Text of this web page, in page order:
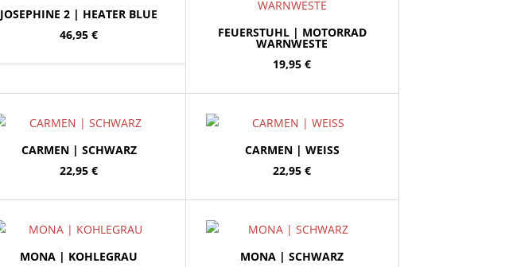
JOSEPHINE 2 | HEATER BLUE
46,95€ FEUERSTUHL | MOTORRAD
WARNWESTE
19,95€
CARMEN | SCHWARZ
22,95€
CARMEN | WEISS
22,95€
MONA | KOHLEGRAU
MONA | SCHWARZ